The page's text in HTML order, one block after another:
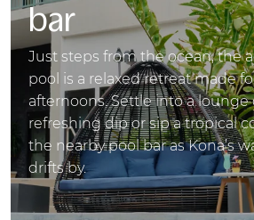
bar
Just steps from the ocean, the
pool is a relaxed retreat made
afternoons. Settle into a lounge
refreshing dip or sip a tropical
the nearby pool bar as Kona’s
drifts by.